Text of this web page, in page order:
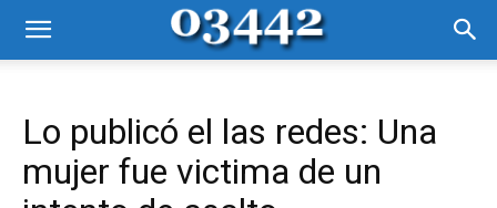
Lo publicó el las redes: Una
mujer fue victima de un